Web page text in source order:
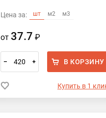
Цена за: шт м2 м3
от 37.7 ₽
– + В КОРЗИНУ
Купить в 1